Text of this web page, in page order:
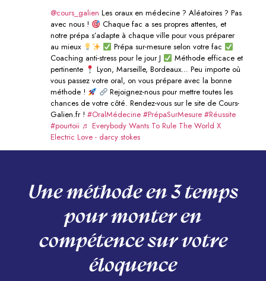
@cours_galien Les oraux en médecine ? Aléatoires ? Pas
avec nous !
Chaque fac a ses propres attentes, et
notre prépa s’adapte à chaque ville pour vous préparer
au mieux
Prépa sur-mesure selon votre fac
Coaching anti-stress pour le jour J
Méthode efficace et
pertinente
Lyon, Marseille, Bordeaux… Peu importe où
vous passez votre oral, on vous prépare avec la bonne
méthode !
Rejoignez-nous pour mettre toutes les
chances de votre côté. Rendez-vous sur le site de Cours-
Galien.fr ! #OralMédecine #PrépaSurMesure #Réussite
#pourtoii ♬ Everybody Wants To Rule The World X
Electric Love - darcy stokes
Une méthode en 3 temps
pour monter en
compétence sur votre
éloquence